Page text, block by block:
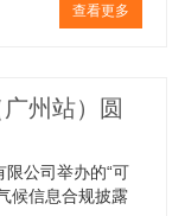
查看更多
州站）圆
公司举办的“可
候信息合规披露